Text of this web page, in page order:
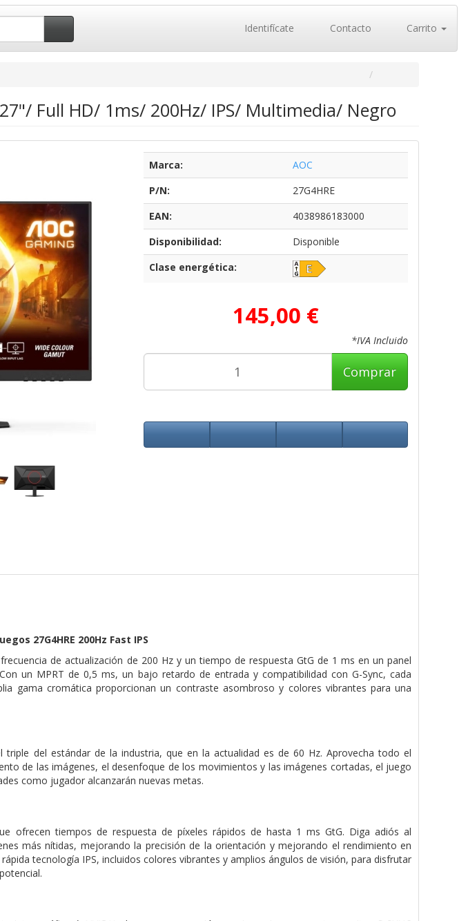
Identifícate Contacto Carrito
Full HD/ 1ms/ 200Hz/ IPS/ Multimedia/ Negro
Marca:
AOC
P/N:
27G4HRE
EAN:
4038986183000
Disponibilidad:
Disponible
Clase energética:
145,00 €
*IVA Incluido
Comprar
27G4HRE 200Hz Fast IPS
de actualización de 200 Hz y un tiempo de respuesta GtG de 1 ms en un panel
un MPRT de 0,5 ms, un bajo retardo de entrada y compatibilidad con G-Sync, cada
gama cromática proporcionan un contraste asombroso y colores vibrantes para una
del estándar de la industria, que en la actualidad es de 60 Hz. Aprovecha todo el
de las imágenes, el desenfoque de los movimientos y las imágenes cortadas, el juego
como jugador alcanzarán nuevas metas.
ofrecen tiempos de respuesta de píxeles rápidos de hasta 1 ms GtG. Diga adiós al
más nítidas, mejorando la precisión de la orientación y mejorando el rendimiento en
tecnología IPS, incluidos colores vibrantes y amplios ángulos de visión, para disfrutar